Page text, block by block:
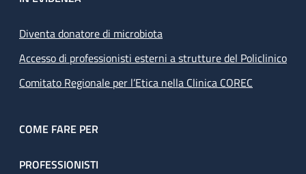
Diventa donatore di microbiota
Accesso di professionisti esterni a strutture del Policlinico
Comitato Regionale per l’Etica nella Clinica COREC
COME FARE PER
PROFESSIONISTI